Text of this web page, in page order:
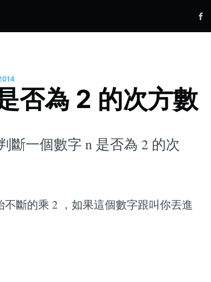
否為 2 的次方數
斷一個數字 n 是否為 2 的次
斷的乘 2 ，如果這個數字跟叫你丟進